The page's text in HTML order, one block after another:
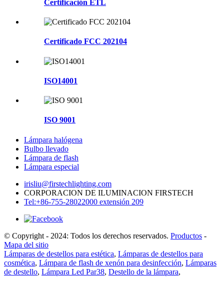
Certificación ETL
Certificado FCC 202104
ISO14001
ISO 9001
Lámpara halógena
Bulbo llevado
Lámpara de flash
Lámpara especial
irisliu@firstechlighting.com
CORPORACION DE ILUMINACION FIRSTECH
Tel:+86-755-28022000 extensión 209
© Copyright - 2024: Todos los derechos reservados. Productos -
Mapa del sitio
Lámparas de destellos para estética, Lámparas de destellos para
cosmética, Lámpara de flash de xenón para desinfección, Lámparas
de destello, Lámpara Led Par38, Destello de la lámpara,